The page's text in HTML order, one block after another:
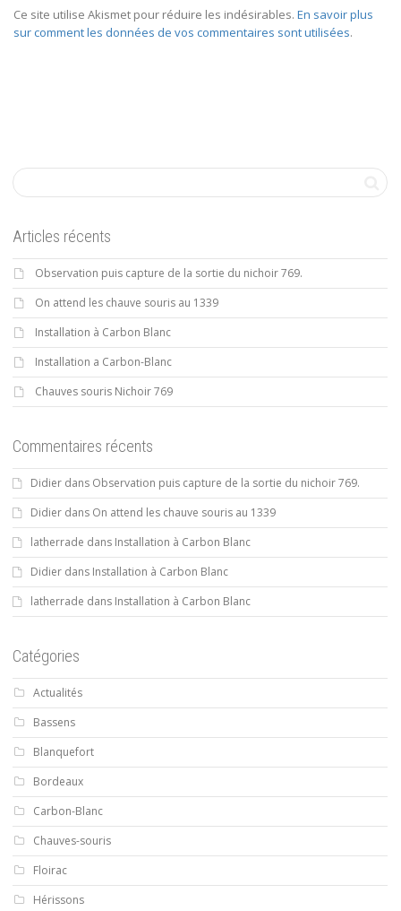
Ce site utilise Akismet pour réduire les indésirables. En savoir plus
sur comment les données de vos commentaires sont utilisées.
Articles récents
Observation puis capture de la sortie du nichoir 769.
On attend les chauve souris au 1339
Installation à Carbon Blanc
Installation a Carbon-Blanc
Chauves souris Nichoir 769
Commentaires récents
Didier dans Observation puis capture de la sortie du nichoir 769.
Didier dans On attend les chauve souris au 1339
latherrade dans Installation à Carbon Blanc
Didier dans Installation à Carbon Blanc
latherrade dans Installation à Carbon Blanc
Catégories
Actualités
Bassens
Blanquefort
Bordeaux
Carbon-Blanc
Chauves-souris
Floirac
Hérissons